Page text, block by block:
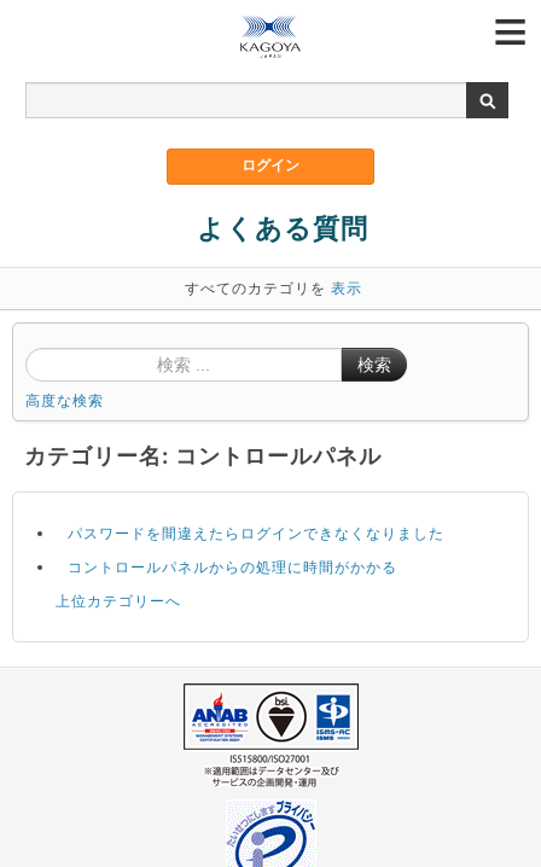
よくある質問
すべてのカテゴリを 表示
検索
高度な検索
カテゴリー名: コントロールパネル
パスワードを間違えたらログインできなくなりました
コントロールパネルからの処理に時間がかかる
上位カテゴリーへ